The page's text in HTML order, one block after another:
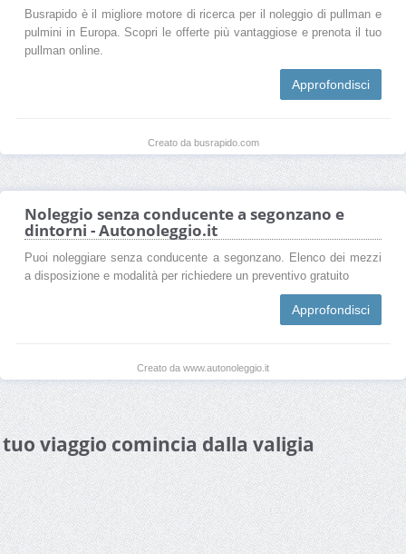
Busrapido è il migliore motore di ricerca per il noleggio di pullman e
pulmini in Europa. Scopri le offerte più vantaggiose e prenota il tuo
pullman online.
Approfondisci
Creato da busrapido.com
Noleggio senza conducente a segonzano e
dintorni - Autonoleggio.it
Puoi noleggiare senza conducente a segonzano. Elenco dei mezzi
a disposizione e modalità per richiedere un preventivo gratuito
Approfondisci
Creato da www.autonoleggio.it
viaggio comincia dalla valigia